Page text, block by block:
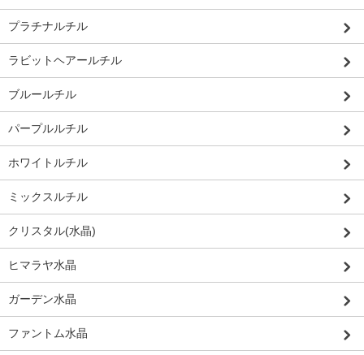
プラチナルチル
ラビットヘアールチル
ブルールチル
パープルルチル
ホワイトルチル
ミックスルチル
クリスタル(水晶)
ヒマラヤ水晶
ガーデン水晶
ファントム水晶